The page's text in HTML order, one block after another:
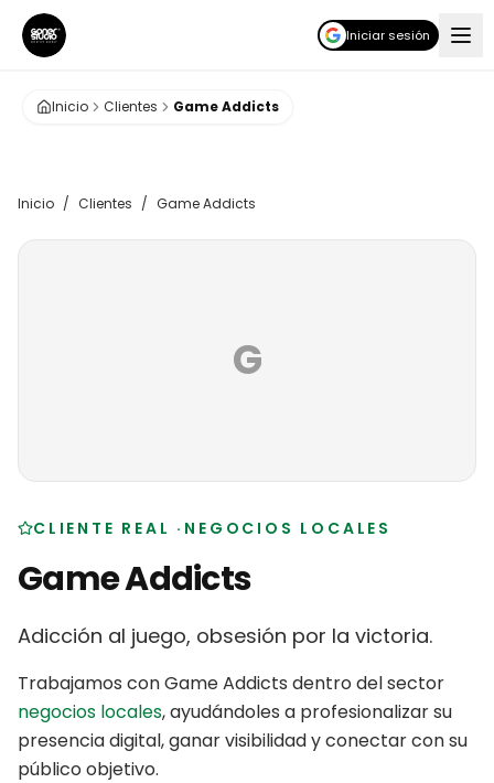
Iniciar sesión
Inicio Clientes Game Addicts
Inicio / Clientes / Game Addicts
G
CLIENTE REAL · NEGOCIOS LOCALES
Game Addicts
Adicción al juego, obsesión por la victoria.
Trabajamos conGame Addicts dentro del sector
negocios locales,ayudándoles a profesionalizar su
presencia digital, ganar visibilidad y conectar con su
público objetivo.